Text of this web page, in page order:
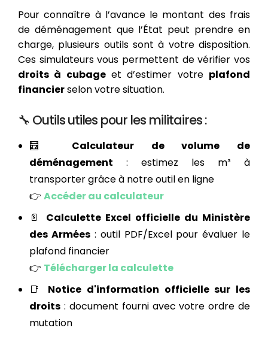
Pour connaître à l’avance le montant des frais
de déménagement que l’État peut prendre en
charge, plusieurs outils sont à votre disposition.
Ces simulateurs vous permettent de vérifier vos
droits à cubageet d’estimer votre plafond
financierselon votre situation.
🔧 Outils utiles pour les militaires :
🧮 Calculateur de volume de
déménagement : estimez les m³ à
transporter grâce à notre outil en ligne
👉Accéder au calculateur
📄 Calculette Excel officielle du Ministère
des Armées : outil PDF/Excel pour évaluer le
plafond financier
👉 Télécharger la calculette
📑 Notice d'information officielle sur les
droits : document fourni avec votre ordre de
mutation